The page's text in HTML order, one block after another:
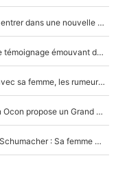
F1 - Alpine signe un accord «impensable» et va entrer dans une nouvelle dimension : Grande nouvelle pour Pierre Gasly !
F1 : « Je lui ai fait un câlin, puis j’ai dû partir...», le témoignage émouvant de Max Verstappen sur sa fille
F1 : Charles Leclerc surpris par les paparazzis avec sa femme, les rumeurs étaient vraies !
Comme pour le final du Tour de France, Esteban Ocon propose un Grand Prix de Formule 1 à Paris : «Autour de l’Arc de Triomphe, ce serait génial» !
Nouvelle rumeur autour de la santé de Michael Schumacher : Sa femme Corinna sort du silence